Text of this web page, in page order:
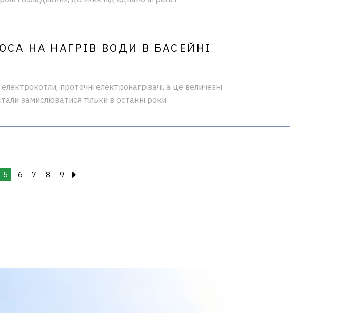
НА НАГРІВ ВОДИ В БАСЕЙНІ
проточні електронагрівачі, а це величезні
замислюватися тільки в останні роки.
5 6 7 8 9 ›